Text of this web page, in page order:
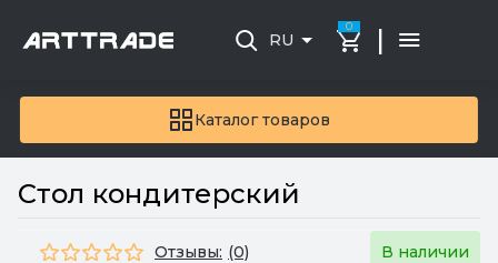
Каталог товаров
RU
0 |
Стол кондитерский
Отзывы: (0)
В наличии